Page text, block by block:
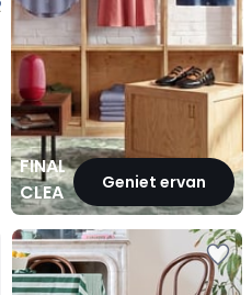
FINAL
CLEARANCEGeniet ervan